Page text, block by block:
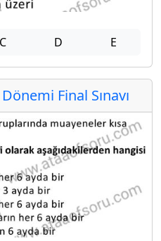
C D E
Final Sınavı